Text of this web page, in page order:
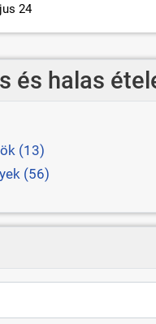
24
és halas
(13)
(56)